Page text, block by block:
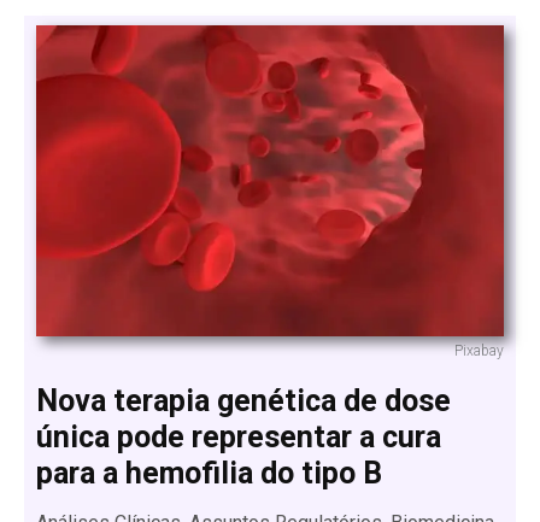
Pixabay
Nova terapia genética de dose
única pode representar a cura
para a hemofilia do tipo B